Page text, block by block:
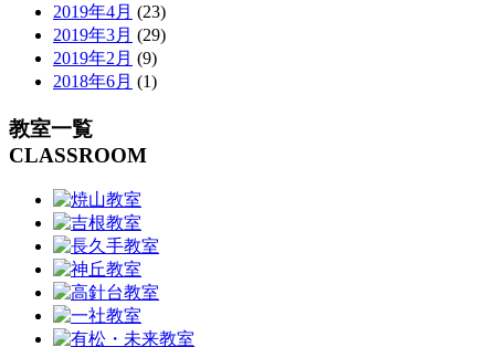
2019年4月 (23)
2019年3月 (29)
2019年2月 (9)
2018年6月 (1)
教室一覧
CLASSROOM